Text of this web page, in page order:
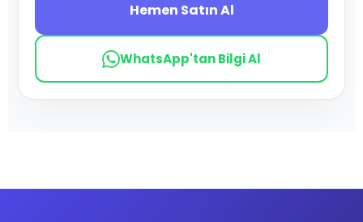
Hemen Satın Al
WhatsApp'tan Bilgi Al